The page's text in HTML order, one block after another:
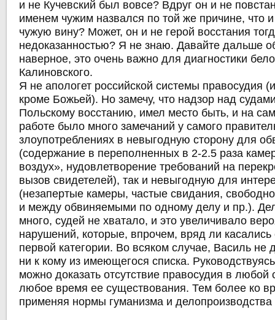
и не Кучевский был вовсе? Вдруг он и не
именем чужим назвался по той же причине, что
чужую вину? Может, он и не герой восстания
недоказанностью? Я не знаю. Давайте дальше
наверное, это очень важно для диагностики
Калиновского.
Я не апологет российской системы правосудия
кроме Божьей). Но замечу, что надзор над
Польскому восстанию, имел место быть, и на
работе было много замечаний у самого
злоупотреблениях в невыгодную сторону для
(содержание в переполненных в 2-2.5 раза
воздух», нудовлетворение требований на
вызов свидетелей), так и невыгодную для
(незапертые камеры, частые свидания,
и между обвиняемыми по одному делу и пр.).
много, судей не хватало, и это увеличивало
нарушений, которые, впрочем, вряд ли
первой категории. Во всяком случае, Василь не
ни к кому из имеющегося списка.
можно доказать отсутствие правосудия в любой
любое время ее существования. Тем более ко
применяя нормы гуманизма и